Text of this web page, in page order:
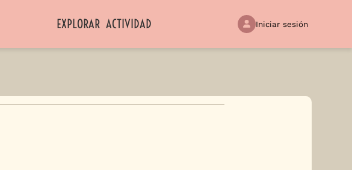
EXPLORAR ACTIVIDAD Iniciar sesión